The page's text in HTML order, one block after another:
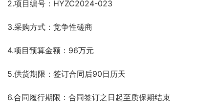
2.项目编号：HYZC2024-023
3.采购方式：竞争性磋商
4.项目预算金额：96万元
5.供货期限：签订合同后90日历天
6.合同履行期限：合同签订之日起至质保期结束